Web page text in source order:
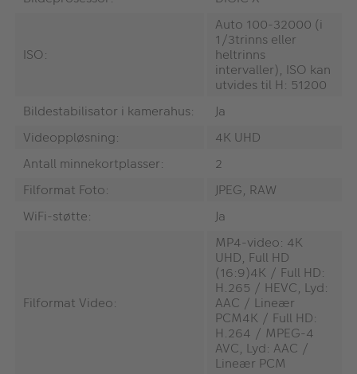
ISO:
Auto 100-32000 (i
1/3trinns eller
heltrinns
intervaller), ISO kan
utvides til H: 51200
Bildestabilisator i kamerahus:
Ja
Videoppløsning:
4K UHD
Antall minnekortplasser:
2
Filformat Foto:
JPEG, RAW
WiFi-støtte:
Ja
Filformat Video:
MP4-video: 4K
UHD, Full HD
(16:9)4K / Full HD:
H.265 / HEVC, Lyd:
AAC / Lineær
PCM4K / Full HD:
H.264 / MPEG-4
AVC, Lyd: AAC /
Lineær PCM